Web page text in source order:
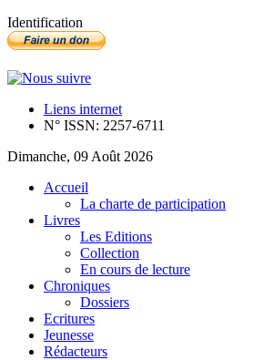
Identification
Liens internet
N° ISSN: 2257-6711
Dimanche, 09 Août 2026
Accueil
La charte de participation
Livres
Les Editions
Collection
En cours de lecture
Chroniques
Dossiers
Ecritures
Jeunesse
Rédacteurs